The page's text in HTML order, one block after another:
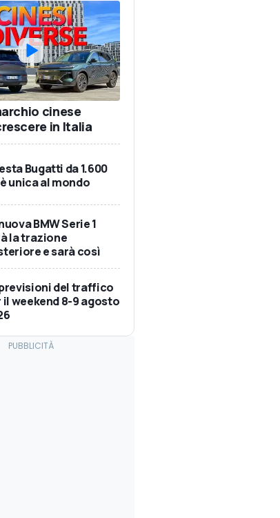
cinese
in Italia
Bugatti da 1.600
è unica al mondo
BMW Serie 1
la trazione
e sarà così
del traffico
il weekend 8-9 agosto